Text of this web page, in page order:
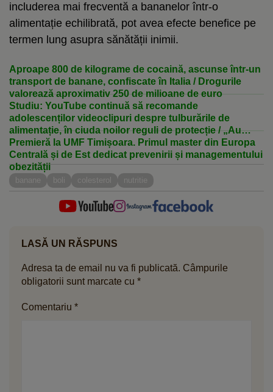
includerea mai frecventă a bananelor într-o
alimentație echilibrată, pot avea efecte benefice pe
termen lung asupra sănătății inimii.
Aproape 800 de kilograme de cocaină, ascunse într-un
transport de banane, confiscate în Italia / Drogurile
valorează aproximativ 250 de milioane de euro
Studiu: YouTube continuă să recomande
adolescenților videoclipuri despre tulburările de
alimentație, în ciuda noilor reguli de protecție / „Au
exploatat exact vulnerabilitățile mele”
Premieră la UMF Timișoara. Primul master din Europa
Centrală și de Est dedicat prevenirii și managementului
obezității
banane boli colesterol nutritie
LASĂ UN RĂSPUNS
Adresa ta de email nu va fi publicată. Câmpurile
obligatorii sunt marcate cu *
Comentariu *